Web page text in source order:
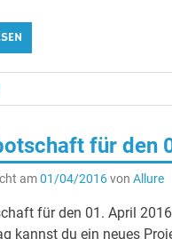
für den
am01/04/2016von Allure
für den 01. April
kannst du ein neues